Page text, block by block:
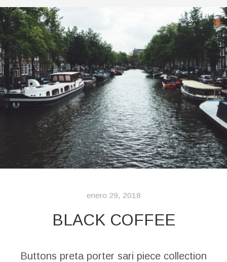
enero 29, 2018
BLACK COFFEE
Buttons preta porter sari piece collection